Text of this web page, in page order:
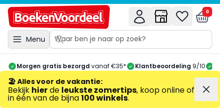
Menu
0
Morgen gratis bezorgd vanaf €35* Klantbeoordeling 9/10
🏖️ Alles voor de vakantie:
Bekijk hierde leukste zomertips, koop online of
in één van de bijna100 winkels.